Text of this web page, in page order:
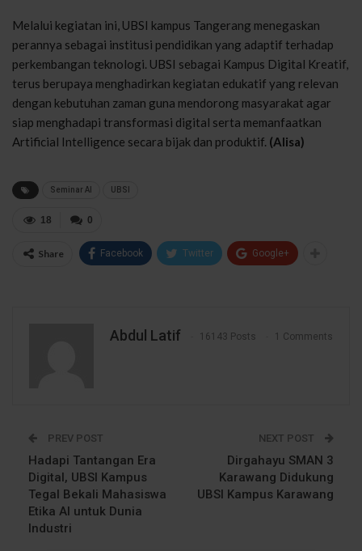
Melalui kegiatan ini, UBSI kampus Tangerang menegaskan
perannya sebagai institusi pendidikan yang adaptif terhadap
perkembangan teknologi. UBSI sebagai Kampus Digital Kreatif,
terus berupaya menghadirkan kegiatan edukatif yang relevan
dengan kebutuhan zaman guna mendorong masyarakat agar
siap menghadapi transformasi digital serta memanfaatkan
Artificial Intelligence secara bijak dan produktif. (Alisa)
Seminar AI UBSI
0
18
Share Facebook Twitter Google+
Abdul Latif 16143 Posts 1 Comments
PREV POST
Hadapi Tantangan Era
Digital, UBSI Kampus
Tegal Bekali Mahasiswa
Etika AI untuk Dunia
Industri
NEXT POST
Dirgahayu SMAN 3
Karawang Didukung
UBSI Kampus Karawang